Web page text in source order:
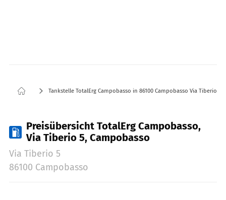
Tankstelle TotalErg Campobasso in 86100 Campobasso Via Tiberio 5
Preisübersicht TotalErg Campobasso,
Via Tiberio 5, Campobasso
Via Tiberio 5
86100 Campobasso